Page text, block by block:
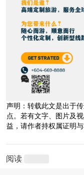
声明：转载此文是出于
点。若有文字、图片及
益，请作者持权属证明
阅读